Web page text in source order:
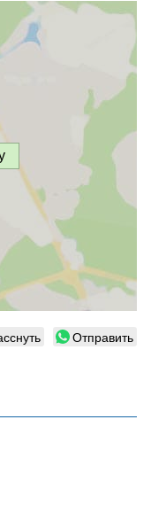
Отправить